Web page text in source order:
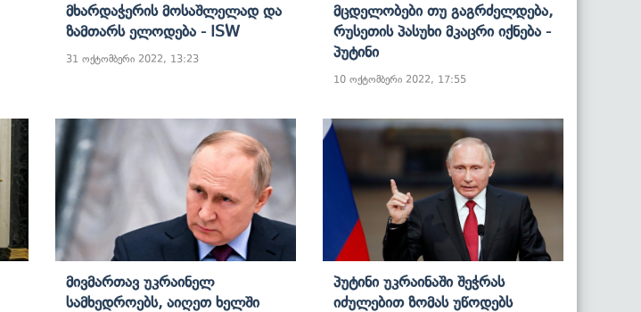
Მხარდაჭერის Მოსაშლელად Და
Ზამთარს Ელოდება - ISW
31 ოქტომბერი 2022, 13:23
Მცდელობები Თუ Გაგრძელდება,
Რუსეთის Პასუხი Მკაცრი Იქნება -
Პუტინი
10 ოქტომბერი 2022, 17:55
Მივმართავ Უკრაინელ
Სამხედროებს, Აიღეთ Ხელში
Პუტინი Უკრაინაში Შეჭრას
Იძულებით Ზომას Უწოდებს